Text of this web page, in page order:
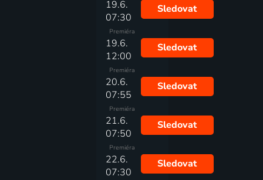
19.6.
07:30
Premiéra
Sledovat
19.6.
12:00
Premiéra
Sledovat
20.6.
07:55
Premiéra
Sledovat
21.6.
07:50
Premiéra
Sledovat
22.6.
07:30
Sledovat